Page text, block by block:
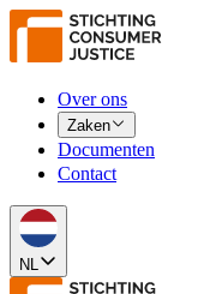
Over ons
Zaken
Documenten
Contact
NL